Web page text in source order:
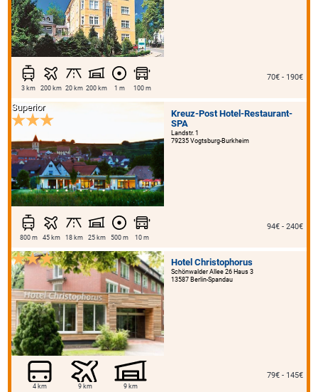
3 km 200 km 20 km 200 km 1 m 100 m
70€ - 190€
Kreuz-Post Hotel-Restaurant-
SPA
Landstr. 1
79235 Vogtsburg-Burkheim
Superior
800 m 45 km 18 km 25 km 500 m 10 m
94€ - 240€
Hotel Christophorus
Schönwalder Allee 26 Haus 3
13587 Berlin-Spandau
4 km 9 km 9 km
79€ - 145€